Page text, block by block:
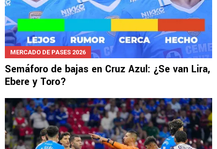
MERCADO DE PASES 2026
Semáforo de bajas en Cruz Azul: ¿Se van Lira,
Ebere y Toro?